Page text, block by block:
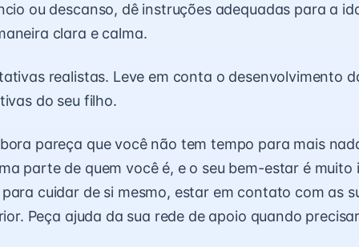
ou descanso, dê instruções adequadas para a
clara e calma.
realistas. Leve em conta o desenvolvimento
do seu filho.
pareça que você não tem tempo para mais
parte de quem você é, e o seu bem-estar é
cuidar de si mesmo, estar em contato com as
Peça ajuda da sua rede de apoio quando